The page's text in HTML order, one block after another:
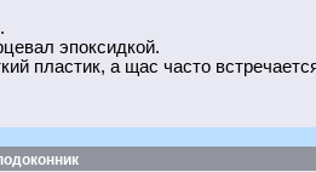
эпоксидкой.
пластик, а щас часто